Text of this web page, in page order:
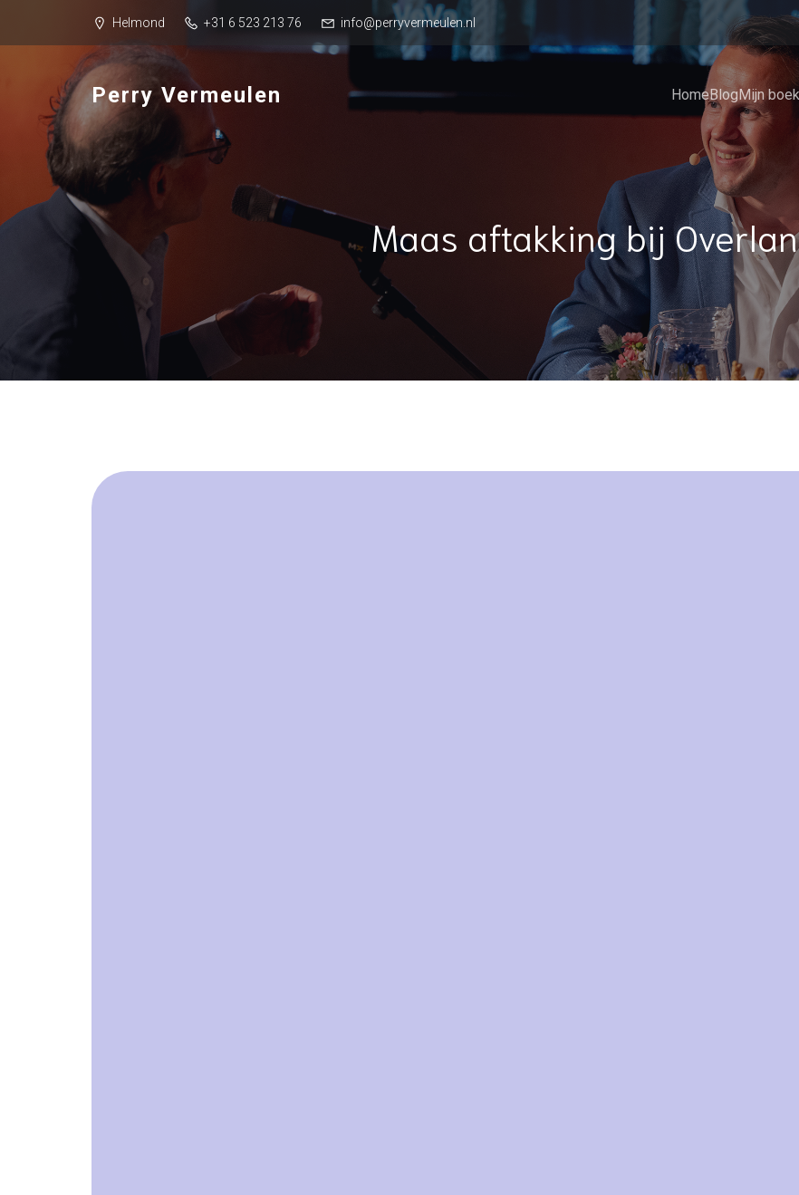
Helmond +31 6 523 213 76 info@perryvermeulen.nl
Perry Vermeulen HomeBlogMijn
Maas aftakking bij